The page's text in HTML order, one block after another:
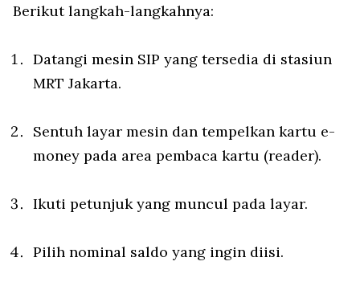
Berikut langkah-langkahnya:
Datangi mesin SIP yang tersedia di stasiun
MRT Jakarta.
Sentuh layar mesin dan tempelkan kartu e-
money pada area pembaca kartu (reader).
Ikuti petunjuk yang muncul pada layar.
Pilih nominal saldo yang ingin diisi.